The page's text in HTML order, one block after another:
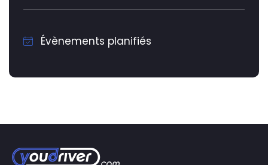
Évènements planifiés